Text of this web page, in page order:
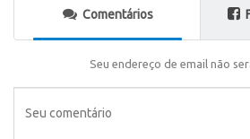
Comentários
Seu endereço de email não